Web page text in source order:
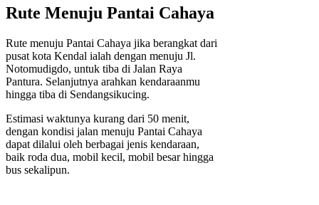
Rute Menuju Pantai Cahaya
Rute menuju Pantai Cahaya jika berangkat dari
pusat kota Kendal ialah dengan menuju Jl.
Notomudigdo, untuk tiba di Jalan Raya
Pantura. Selanjutnya arahkan kendaraanmu
hingga tiba di Sendangsikucing.
Estimasi waktunya kurang dari 50 menit,
dengan kondisi jalan menuju Pantai Cahaya
dapat dilalui oleh berbagai jenis kendaraan,
baik roda dua, mobil kecil, mobil besar hingga
bus sekalipun.